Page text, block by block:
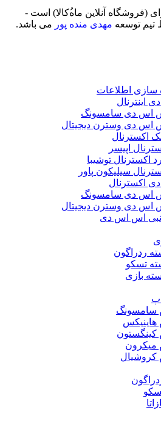
(فروشگاه آنلاین ماه‌‌‌‌‌‌ُکالا) است -
تیم توسعه مهدی منده پور می باشد.
سازی اطلاعات
اینترنال
اس دی سامسونگ
اس دی وسترن دیجیتال
اکسترنال
اپیسر
اکسترنال توشیبا
سیلیکون پاور
اکسترنال
اس دی سامسونگ
اس دی وسترن دیجیتال
اس اس دی
ردراگون
تسکو
بازی
سامسونگ
هاینیکس
کینگستون
میکرون
کروشیال